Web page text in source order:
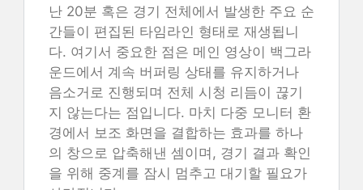
난 20분 혹은 경기 전체에서 발생한 주요 순
간들이 편집된 타임라인 형태로 재생됩니
다. 여기서 중요한 점은 메인 영상이 백그라
운드에서 계속 버퍼링 상태를 유지하거나
음소거로 진행되며 전체 시청 리듬이 끊기
지 않는다는 점입니다. 마치 다중 모니터 환
경에서 보조 화면을 결합하는 효과를 하나
의 창으로 압축해낸 셈이며, 경기 결과 확인
을 위해 중계를 잠시 멈추고 대기할 필요가